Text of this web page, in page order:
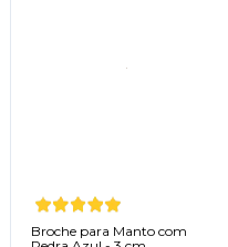
Broche para Manto com